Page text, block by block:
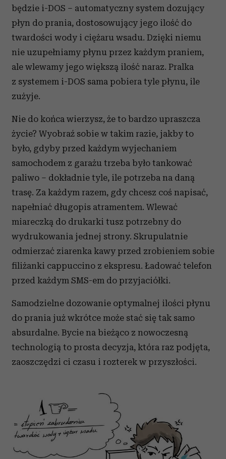
będzie i-DOS – automatyczny system dozujący
płyn do prania, dostosowujący jego ilość do
twardości wody i ciężaru wsadu. Dzięki niemu
nie uzupełniamy płynu przez każdym praniem,
ale wlewamy jego większą ilość naraz. Pralka
z systemem i-DOS sama pobiera tyle płynu, ile
zużyje.
Nie do końca wierzysz, że to bardzo upraszcza
życie? Wyobraź sobie w takim razie, jakby to
było, gdyby przed każdym wyjechaniem
samochodem z garażu trzeba było tankować
paliwo – dokładnie tyle, ile potrzeba na daną
trasę. Za każdym razem, gdy chcesz coś napisać,
napełniać długopis atramentem. Wlewać
miareczką do drukarki tusz potrzebny do
wydrukowania jednej strony. Skrupulatnie
odmierzać ziarenka kawy przed zrobieniem sobie
filiżanki cappuccino z ekspresu. Ładować telefon
przed każdym SMS-em do przyjaciółki.
Samodzielne dozowanie optymalnej ilości płynu
do prania już wkrótce może stać się tak samo
absurdalne. Bycie na bieżąco z nowoczesną
technologią to prosta decyzja, która raz podjęta,
zaoszczędzi ci czasu i rozterek w przyszłości.